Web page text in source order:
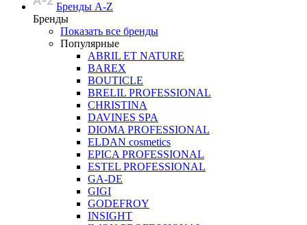
Бренды A-Z
Бренды
Показать все бренды
Популярные
ABRIL ET NATURE
BAREX
BOUTICLE
BRELIL PROFESSIONAL
CHRISTINA
DAVINES SPA
DIOMA PROFESSIONAL
ELDAN cosmetics
EPICA PROFESSIONAL
ESTEL PROFESSIONAL
GA-DE
GIGI
GODEFROY
INSIGHT